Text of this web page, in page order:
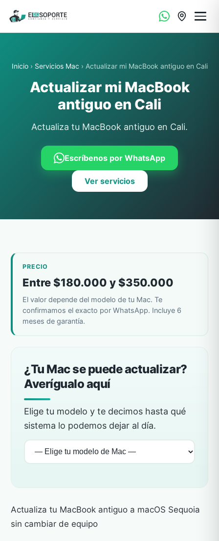
Inicio› Servicios Mac › Actualizar mi MacBook antiguo en Cali
Actualizar mi MacBook
antiguo en Cali
Actualiza tu MacBook antiguo en Cali.
Escríbenos por WhatsApp
Ver servicios
PRECIO
Entre $180.000 y $350.000
El valor depende del modelo de tu Mac. Te
confirmamos el exacto por WhatsApp. Incluye 6
meses de garantía.
¿Tu Mac se puede actualizar?
Averígualo aquí
Elige tu modelo y te decimos hasta qué
sistema lo podemos dejar al día.
Actualiza tu MacBook antiguo a macOS Sequoia
sin cambiar de equipo